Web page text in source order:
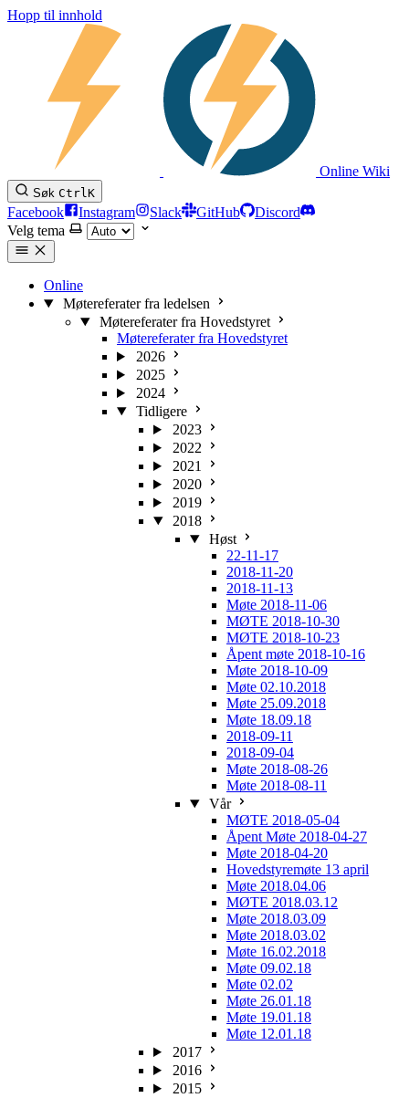
Hopp til innhold
Online Wiki
Søk CtrlK
Facebook Instagram Slack GitHub
Discord
Velg tema
Online
Møtereferater fra ledelsen
Møtereferater fra Hovedstyret
Møtereferater fra Hovedstyret
2026
2025
2024
Tidligere
2023
2022
2021
2020
2019
2018
Høst
22-11-17
2018-11-20
2018-11-13
Møte 2018-11-06
MØTE 2018-10-30
MØTE 2018-10-23
Åpent møte 2018-10-16
Møte 2018-10-09
Møte 02.10.2018
Møte 25.09.2018
Møte 18.09.18
2018-09-11
2018-09-04
Møte 2018-08-26
Møte 2018-08-11
Vår
MØTE 2018-05-04
Åpent Møte 2018-04-27
Møte 2018-04-20
Hovedstyremøte 13 april
Møte 2018.04.06
MØTE 2018.03.12
Møte 2018.03.09
Møte 2018.03.02
Møte 16.02.2018
Møte 09.02.18
Møte 02.02
Møte 26.01.18
Møte 19.01.18
Møte 12.01.18
2017
2016
2015